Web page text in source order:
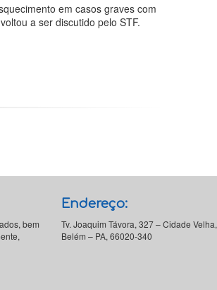
em casos graves com
a ser discutido pelo STF.
bem
Endereço:
Tv. Joaquim Távora, 327 – Cidade Velha,
Belém – PA, 66020-340